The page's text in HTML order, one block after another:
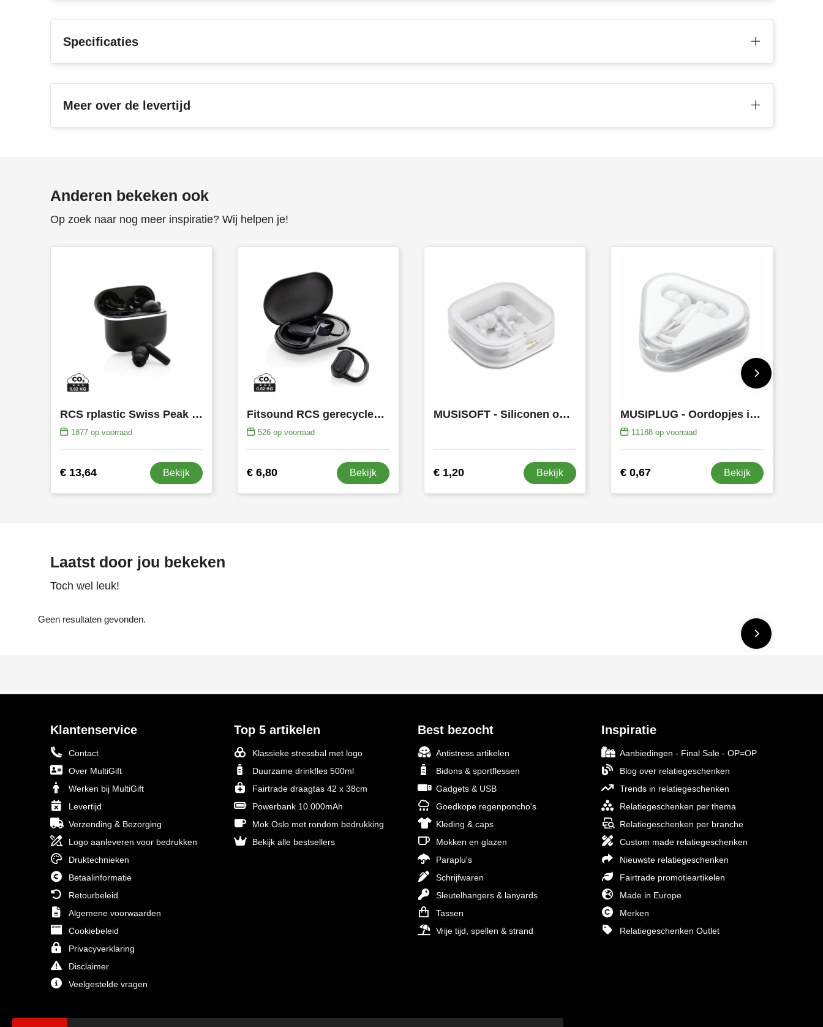
Specificaties
Meer over de levertijd
Anderen bekeken ook
Op zoek naar nog meer inspiratie? Wij helpen je!
RCS rplastic Swiss Peak TWS oordoppen 2.0
1877op voorraad
€ 13,64 Bekijk
Fitsound RCS gerecycled plastic open ear TWS-oordopjes
526op voorraad
€ 6,80 Bekijk
MUSISOFT - Siliconen oordopjes in doosje
€ 1,20 Bekijk
MUSIPLUG - Oordopjes in PS doosje
11188 op voorraad
€ 0,67 Bekijk
Laatst door jou bekeken
Toch wel leuk!
Geen resultaten gevonden.
Klantenservice
Contact
Over MultiGift
Werken bij MultiGift
Levertijd
Verzending & Bezorging
Logo aanleveren voor bedrukken
Druktechnieken
Betaalinformatie
Retourbeleid
Algemene voorwaarden
Cookiebeleid
Privacyverklaring
Disclaimer
Veelgestelde vragen
Top 5 artikelen
Klassieke stressbal met logo
Duurzame drinkfles 500ml
Fairtrade draagtas 42 x 38cm
Powerbank 10.000mAh
Mok Oslo met rondom bedrukking
Bekijk alle bestsellers
Best bezocht
Antistress artikelen
Bidons & sportflessen
Gadgets & USB
Goedkope regenponcho's
Kleding & caps
Mokken en glazen
Paraplu's
Schrijfwaren
Sleutelhangers & lanyards
Tassen
Vrije tijd, spellen & strand
Inspiratie
Aanbiedingen - Final Sale - OP=OP
Blog over relatiegeschenken
Trends in relatiegeschenken
Relatiegeschenken per thema
Relatiegeschenken per branche
Custom made relatiegeschenken
Nieuwste relatiegeschenken
Fairtrade promotieartikelen
Made in Europe
Merken
Relatiegeschenken Outlet